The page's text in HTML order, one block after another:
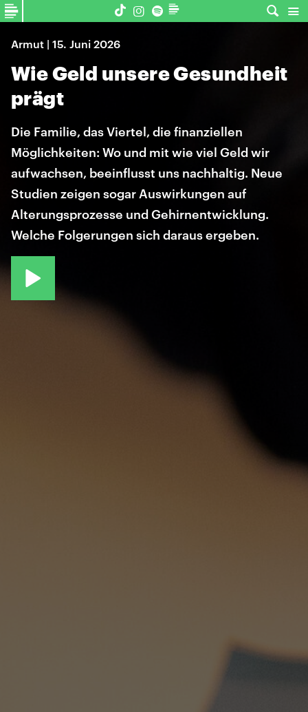
Armut | 15. Juni 2026
Wie Geld unsere Gesundheit
prägt
Die Familie, das Viertel, die finanziellen
Möglichkeiten: Wo und mit wie viel Geld wir
aufwachsen, beeinflusst uns nachhaltig. Neue
Studien zeigen sogar Auswirkungen auf
Alterungsprozesse und Gehirnentwicklung.
Welche Folgerungen sich daraus ergeben.